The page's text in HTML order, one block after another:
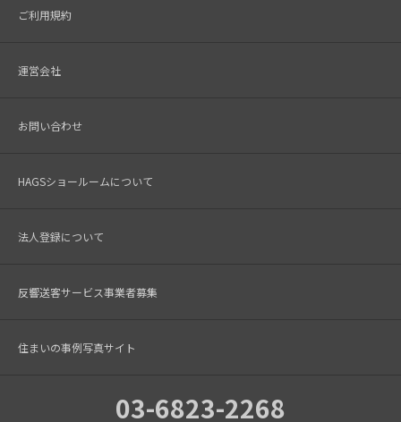
ご利用規約
運営会社
お問い合わせ
HAGSショールームについて
法人登録について
反響送客サービス事業者募集
住まいの事例写真サイト
03-6823-2268